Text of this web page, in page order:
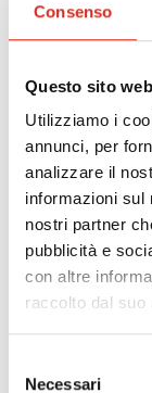
Consenso
Questo sito
Utilizziamo i
annunci, per
analizzare il
informazioni sul
nostri partner
pubblicità e
con altre
raccolto dal suo
delNecessari
assetti non
ai nostri
Leggi la news